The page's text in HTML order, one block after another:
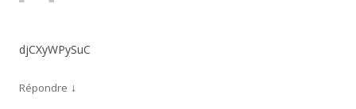
djCXyWPySuC
Répondre ↓